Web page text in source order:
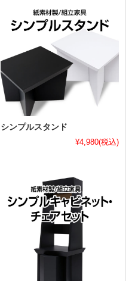
シンプルスタンド
¥4,980(税込)